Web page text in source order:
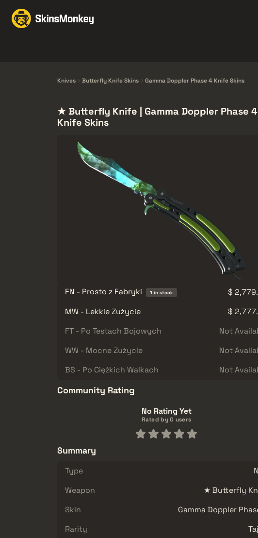
Knives Butterfly Knife Skins Gamma Doppler Phase 4 Knife Skins
★ Butterfly Knife | Gamma Doppler Phase 4
Knife Skins
FN - Prosto z Fabryki 1 in stock
$
MW - Lekkie Zużycie
$
FT - Po Testach Bojowych
Not
WW - Mocne Zużycie
Not
BS - Po Ciężkich Walkach
Not
Community Rating
No Rating Yet
Rated by 0 users
Summary
Type
Weapon
★ Butterfly
Skin
Gamma Doppler
Rarity